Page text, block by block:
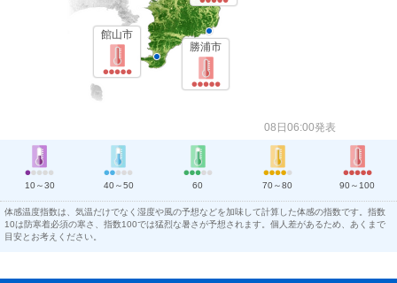
館山市
勝浦市
08日06:00発表
10～30 40～50 60 70～80 90～100
体感温度指数は、気温だけでなく湿度や風の予想などを加味して計算した体感の指数です。指数
10は防寒着必須の寒さ、指数100では猛烈な暑さが予想されます。個人差があるため、あくまで
目安とお考えください。